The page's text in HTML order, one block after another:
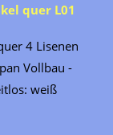
quer L01
4 Lisenen
Vollbau -
weiß